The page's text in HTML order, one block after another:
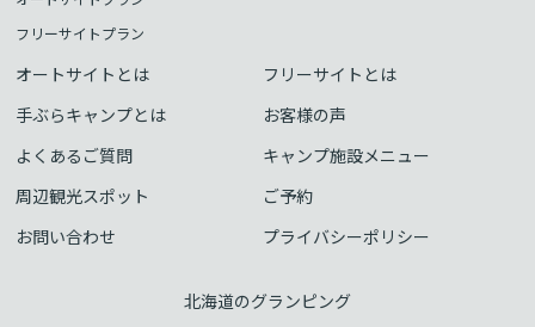
フリーサイトプラン
オートサイトとは
フリーサイトとは
手ぶらキャンプとは
お客様の声
よくあるご質問
キャンプ施設メニュー
周辺観光スポット
ご予約
お問い合わせ
プライバシーポリシー
北海道のグランピング